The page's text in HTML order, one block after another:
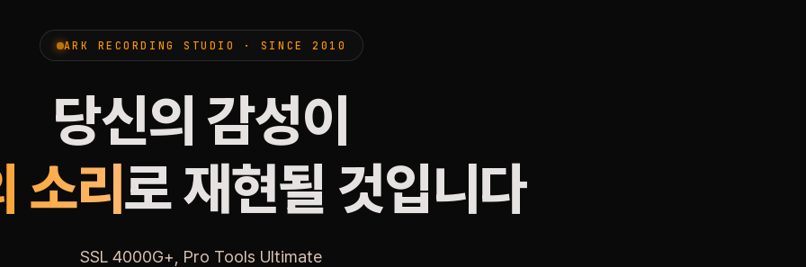
ARK RECORDING STUDIO · SINCE 2010
당신의 감성이
소리 로 재현될 것입니다
SSL 4000G+, Pro Tools Ultimate